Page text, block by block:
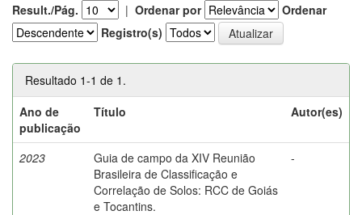
Result./Pág. | Ordenar por
Ordenar
Registro(s)
Resultado 1-1 de 1.
Ano de
publicação
Título Autor(es)
2023
Guia de campo da XIV Reunião
Brasileira de Classificação e
Correlação de Solos: RCC de Goiás
e Tocantins.
-